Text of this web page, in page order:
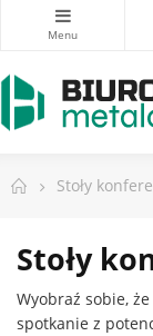
Stoły
Stoły
Wyobraź sobie,
spotkanie z